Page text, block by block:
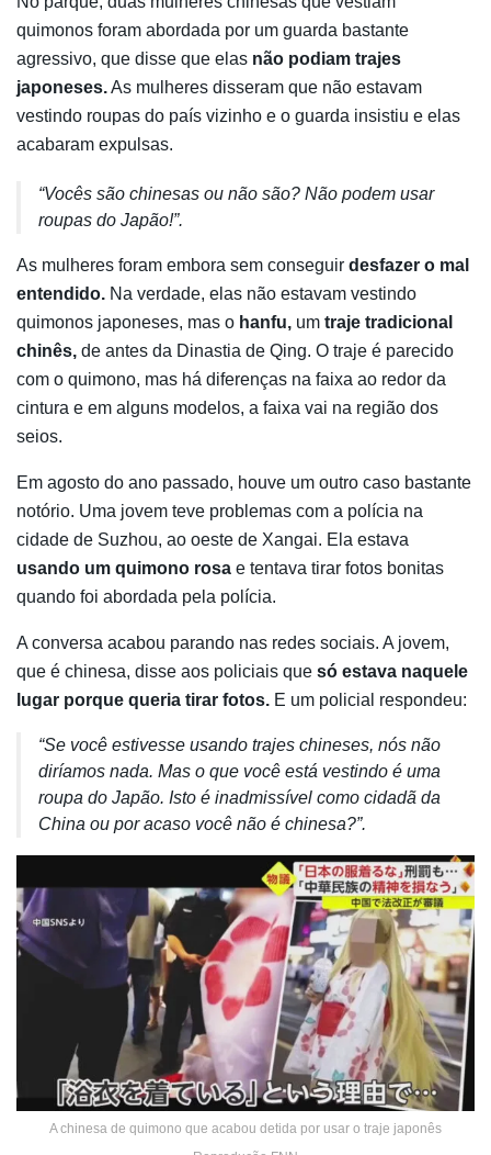
quimonos foram abordada por um guarda bastante
agressivo, que disse que elas não podiam trajes
japoneses.As mulheres disseram que não estavam
vestindo roupas do país vizinho e o guarda insistiu e elas
acabaram expulsas.
“Vocês são chinesas ou não são? Não podem usar
roupas do Japão!”.
As mulheres foram embora sem conseguir desfazer o mal
entendido. Na verdade, elas não estavam vestindo
quimonos japoneses, mas o hanfu, um traje tradicional
chinês, de antes da Dinastia de Qing. O traje é parecido
com o quimono, mas há diferenças na faixa ao redor da
cintura e em alguns modelos, a faixa vai na região dos
seios.
Em agosto do ano passado, houve um outro caso bastante
notório. Uma jovem teve problemas com a polícia na
cidade de Suzhou, ao oeste de Xangai. Ela estava
usando um quimono rosa e tentava tirar fotos bonitas
quando foi abordada pela polícia.
A conversa acabou parando nas redes sociais. A jovem,
que é chinesa, disse aos policiais que só estava naquele
lugar porque queria tirar fotos. E um policial respondeu:
“Se você estivesse usando trajes chineses, nós não
diríamos nada. Mas o que você está vestindo é uma
roupa do Japão. Isto é inadmissível como cidadã da
China ou por acaso você não é chinesa?”.
A chinesa de quimono que acabou detida por usar o traje japonês